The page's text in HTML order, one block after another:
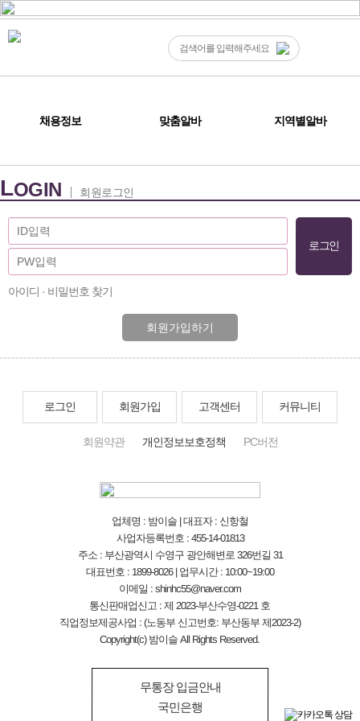
채용정보 맞춤알바 지역별알바
LOGIN 회원로그인
아이디 · 비밀번호 찾기
회원가입하기
로그인 회원가입 고객센터 커뮤니티
회원약관 개인정보보호정책 PC버전
업체명 : 밤이슬 | 대표자 : 신항철
사업자등록번호 : 455-14-01813
주소 : 부산광역시 수영구 광안해변로 326번길 31
대표번호 : 1899-8026 | 업무시간 : 10:00~19:00
이메일 : shinhc55@naver.com
통신판매업신고 : 제 2023-부산수영-0221 호
직업정보제공사업 : (노동부 신고번호: 부산동부 제2023-2)
Copyright(c) 밤이슬 All Rights Reserved.
무통장 입금안내
국민은행